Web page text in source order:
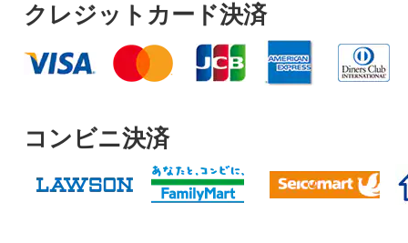
クレジットカード決済
コンビニ決済